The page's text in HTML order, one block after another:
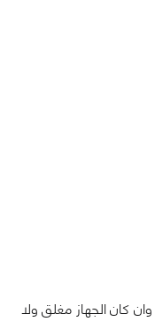
كان الجهاز مغلق ولا